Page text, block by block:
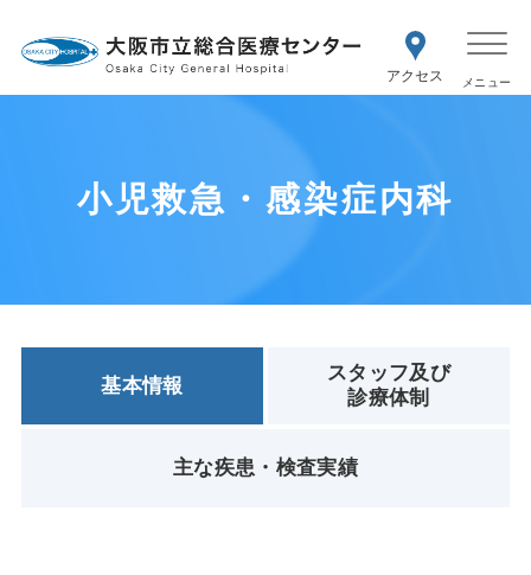
セス
小児救急・感染症内科
基本情報
スタッフ及び
診療体制
主な疾患・検査実績
紹介状をお持ちの方はこちら
再診の予約変更はこちら